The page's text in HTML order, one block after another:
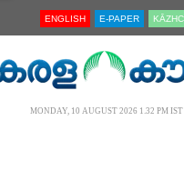
ENGLISH E-PAPER
MONDAY, 10 AUGUST 2026 1.32 PM IST